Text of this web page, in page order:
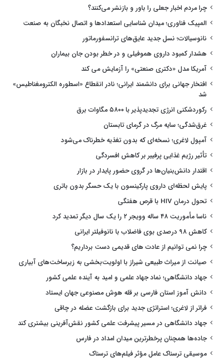
چرا مردم اخبار جعلی را باور و بازنشر می‌کنند؟
المپیک فناوری؛ میدان شناسایی استعدادها و اتصال نخبگان به صنعت
نانوسیالات؛ نسل جدید عایق‌های ترانسفورماتور
هشدار کمبود داروی هموفیلی و در خطر بودن جان بیماران
آمریکا مدل «دکتری صنعتی» را آزمایش می کند
افتخار جهانی برای دانشمند ایرانی؛ نادر انقطاع «اسطوره الکترومغناطیس»
شد
رکوردشکنی انرژی تجدیدپذیر با ۵۸۰۰ مگاوات برق
غرق‌شدگی؛ سایه مرگ در گرمای تابستان
آمپول لاغری؛ نسخه‌ای که بدون تغذیه خطرناک می‌شود
تأثیر رژیم غذایی پرفیبر بر کاهش افسردگی
اقتدار دانش‌بنیان‌ها در گروی حضور پایدار در بازار
پایش لحظه‌ای داروی پارکینسون با یک حسگر بدون باتری
تحول درمان HIV با قرص هفتگی
ناسا مأموریت ۴۸ ساله وویجر ۲ را یک سال دیگر تمدید کرد
کاهش ۹۸ درصدی بوی فاضلاب با نانوفیلتر ایرانی
چرا نمی توانیم از عادت های قدیمی دست برداریم؟
صیانت از میراث طبیعی شیراز با اولویت‌بخشی به زیرساخت‌های آبیاری
جهاد دانشگاهی؛ نماد جهاد علمی و امید به آینده علمی کشور
دانش آموز استان فارسی بر قله هوش مصنوعی جهان ایستاد
فراتر از لاغری؛ استراتژی جدید برای بازگشت عضله در چاقی
جهاد دانشگاهی در مسیر پیشرفت علمی کشور نقش‌آفرینی بیشتری کند
جاده‌ها همچنان پرخطرترین میدان امداد در فارس
موسیقی ترسناک عامل مؤثر فیلم‌های ترسناک